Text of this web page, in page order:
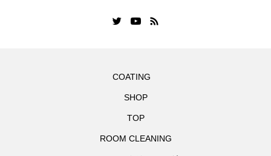
COATING
SHOP
TOP
ROOM CLEANING